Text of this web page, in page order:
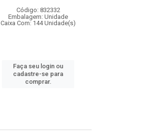
Código: 832332
Embalagem: Unidade
Caixa Com: 144 Unidade(s)
Faça seu login ou
cadastre-se para
comprar.